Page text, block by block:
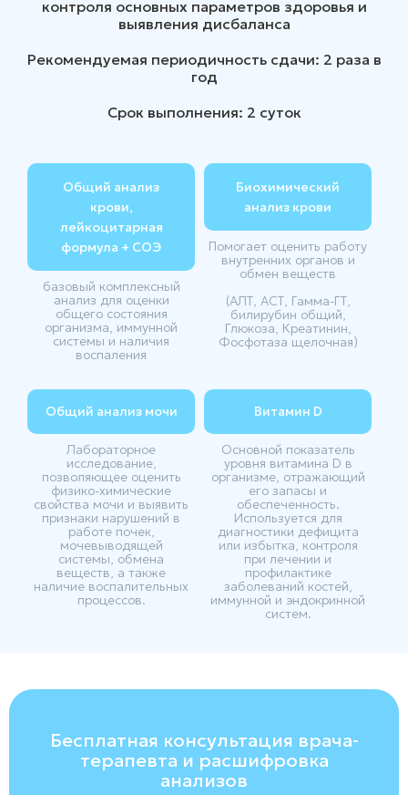
контроля основных параметров здоровья и
выявления дисбаланса
Рекомендуемая периодичность сдачи: 2 раза в
год
Срок выполнения: 2 суток
Общий анализ
крови,
лейкоцитарная
формула + СОЭ
базовый комплексный
анализ для оценки
общего состояния
организма, иммунной
системы и наличия
воспаления
Биохимический
анализ крови
Помогает оценить работу
внутренних органов и
обмен веществ
(АЛТ, АСТ, Гамма-ГТ,
билирубин общий,
Глюкоза, Креатинин,
Фосфотаза щелочная)
Общий анализ мочи
Лабораторное
исследование,
позволяющее оценить
физико-химические
свойства мочи и выявить
признаки нарушений в
работе почек,
мочевыводящей
системы, обмена
веществ, а также
наличие воспалительных
процессов.
Витамин D
Основной показатель
уровня витамина D в
организме, отражающий
его запасы и
обеспеченность.
Используется для
диагностики дефицита
или избытка, контроля
при лечении и
профилактике
заболеваний костей,
иммунной и эндокринной
систем.
Бесплатная консультация врача-
терапевта и расшифровка
анализов